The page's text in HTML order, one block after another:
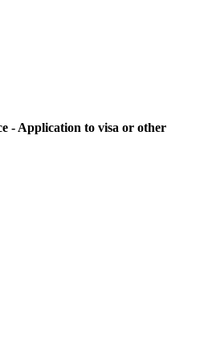
- Application to visa or other